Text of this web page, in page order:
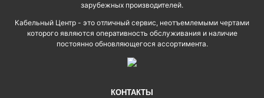
зарубежных производителей.
Кабельный Центр - это отличный сервис, неотъемлемыми чертами
которого являются оперативность обслуживания и наличие
постоянно обновляющегося ассортимента.
КОНТАКТЫ